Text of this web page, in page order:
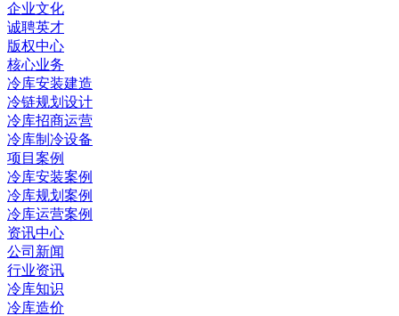
企业文化
诚聘英才
版权中心
核心业务
冷库安装建造
冷链规划设计
冷库招商运营
冷库制冷设备
项目案例
冷库安装案例
冷库规划案例
冷库运营案例
资讯中心
公司新闻
行业资讯
冷库知识
冷库造价